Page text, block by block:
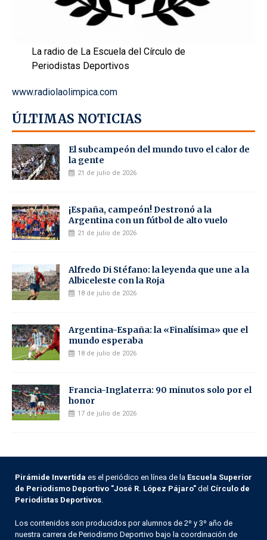
La radio de La Escuela del Círculo de
Periodistas Deportivos
www.radiolaolimpica.com
ÚLTIMAS NOTICIAS
El subcampeón del mundo tuvo el calor de
la gente
21 de julio de 2026
¡España, campeón! Destronó a la
Argentina con un fútbol de alto vuelo
21 de julio de 2026
Alfredo Di Stéfano: la leyenda que une a la
Albiceleste con la Roja
18 de julio de 2026
Argentina-España: la «Finalísima» que el
mundo esperaba
18 de julio de 2026
Francia-Inglaterra: 90 minutos solo por el
honor
17 de julio de 2026
Pirámide Invertida es el periódico en línea de la Escuela Superior
de Periodismo Deportivo "José R. López Pájaro" del Círculo de
Periodistas Deportivos
Los contenidos son producidos por alumnos de 2º y 3º año de
nuestra carrera de Periodismo Deportivo bajo la coordinación de